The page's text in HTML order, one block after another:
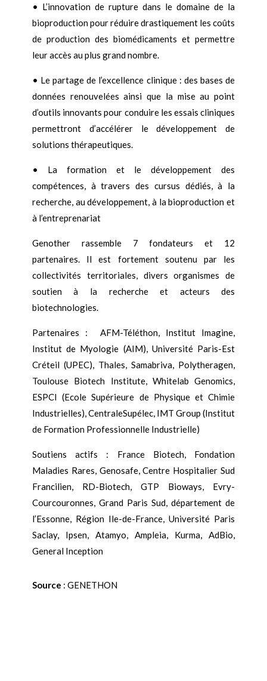
• L’innovation de rupture dans le domaine de la
bioproduction pour réduire drastiquement les coûts
de production des biomédicaments et permettre
leur accès au plus grand nombre.
• Le partage de l’excellence clinique : des bases de
données renouvelées ainsi que la mise au point
d’outils innovants pour conduire les essais cliniques
permettront d’accélérer le développement de
solutions thérapeutiques.
• La formation et le développement des
compétences, à travers des cursus dédiés, à la
recherche, au développement, à la bioproduction et
à l’entreprenariat
Genother rassemble 7 fondateurs et 12
partenaires. Il est fortement soutenu par les
collectivités territoriales, divers organismes de
soutien à la recherche et acteurs des
biotechnologies.
Partenaires : AFM-Téléthon, Institut Imagine,
Institut de Myologie (AIM), Université Paris-Est
Créteil (UPEC), Thales, Samabriva, Polytheragen,
Toulouse Biotech Institute, Whitelab Genomics,
ESPCI (Ecole Supérieure de Physique et Chimie
Industrielles), CentraleSupélec, IMT Group (Institut
de Formation Professionnelle Industrielle)
Soutiens actifs : France Biotech, Fondation
Maladies Rares, Genosafe, Centre Hospitalier Sud
Francilien, RD-Biotech, GTP Bioways, Evry-
Courcouronnes, Grand Paris Sud, département de
l’Essonne, Région Ile-de-France, Université Paris
Saclay, Ipsen, Atamyo, Ampleia, Kurma, AdBio,
General Inception
Source : GENETHON